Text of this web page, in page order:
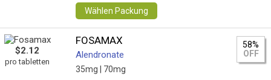
Wählen Packung
$2.12
pro tabletten
FOSAMAX
Alendronate
35mg | 70mg
58%
OFF